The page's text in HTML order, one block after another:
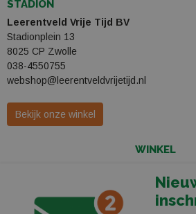
STADION
Leerentveld Vrije Tijd BV
Stadionplein 13
8025 CP Zwolle
038-4550755
webshop@leerentveldvrijetijd.nl
Bekijk onze winkel
WINKEL
VOLG ONS